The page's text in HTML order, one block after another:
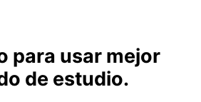
para usar mejor
de estudio.